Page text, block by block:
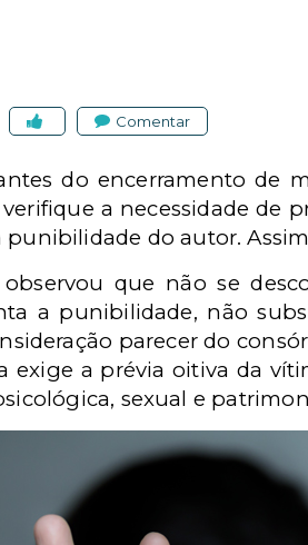
Comentar
do encerramento de
a necessidade de
do autor. Assim
que não se
a punibilidade, não
parecer do
exige a prévia oitiva da
sexual e